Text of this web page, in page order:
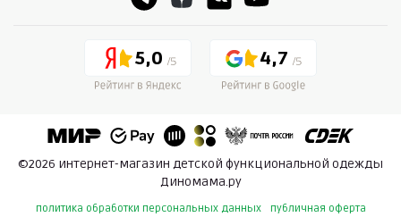
5,0 4,7
©2026 интернет-магазин детской функциональной одежды
Диномама.ру
политика обработки персональных данных публичная оферта